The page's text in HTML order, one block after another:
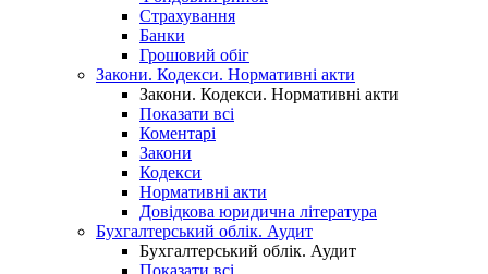
Страхування
Банки
Грошовий обіг
Закони. Кодекси. Нормативні акти
Закони. Кодекси. Нормативні акти
Показати всі
Коментарі
Закони
Кодекси
Нормативні акти
Довідкова юридична література
Бухгалтерський облік. Аудит
Бухгалтерський облік. Аудит
Показати всі